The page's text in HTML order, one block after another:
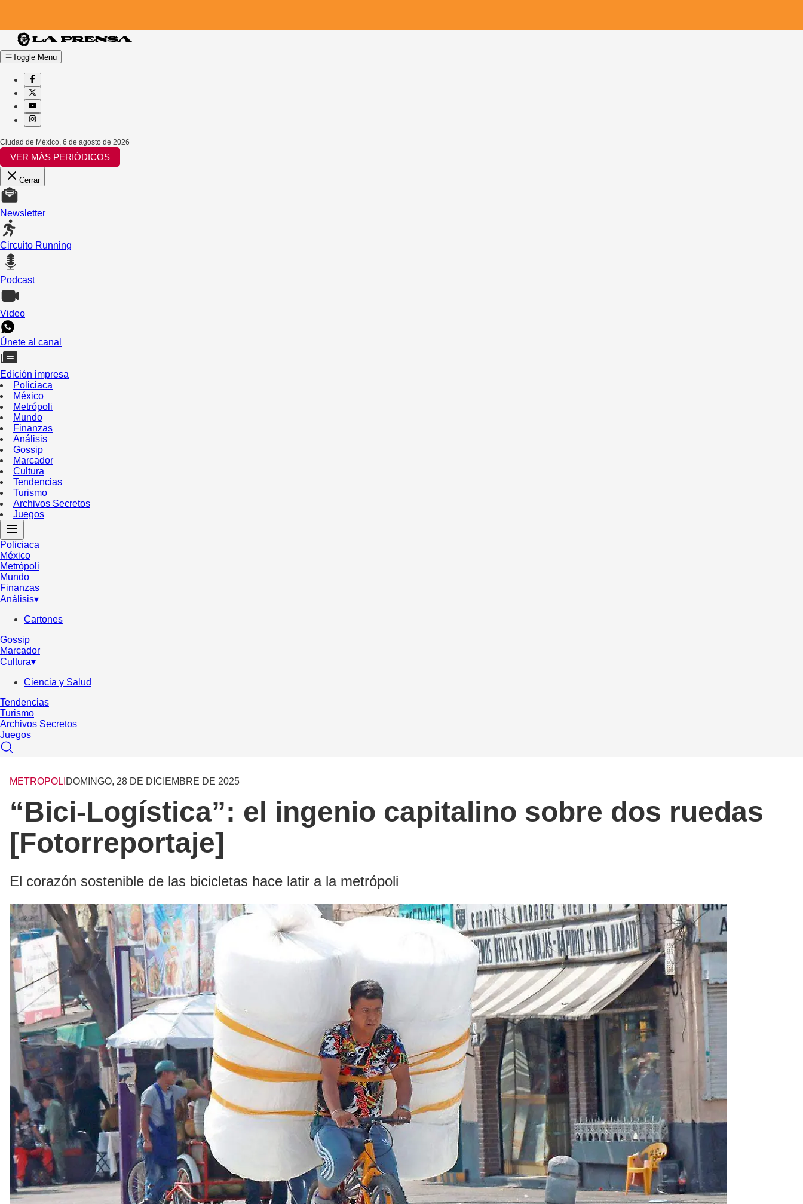
Toggle Menu
Ciudad de México 6 de agosto de 2026
VER MÁS PERIÓDICOS
Cerrar
Newsletter
Circuito Running
Podcast
Video
Únete al canal
Edición impresa
Policiaca
México
Metrópoli
Mundo
Finanzas
Análisis
Gossip
Marcador
Cultura
Tendencias
Turismo
Archivos Secretos
Juegos
Policiaca
México
Metrópoli
Mundo
Finanzas
Análisis▾
Cartones
Gossip
Marcador
Cultura▾
Ciencia y Salud
Tendencias
Turismo
Archivos Secretos
Juegos
METROPOLI DOMINGO, 28 DE DICIEMBRE DE 2025
“Bici-Logística”: el ingenio capitalino sobre dos ruedas
[Fotorreportaje]
El corazón sostenible de las bicicletas hace latir a la metrópoli